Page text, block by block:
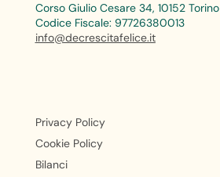
Corso Giulio Cesare 34, 10152 Torino
Codice Fiscale: 97726380013
info@decrescitafelice.it
Privacy Policy
Cookie Policy
Bilanci